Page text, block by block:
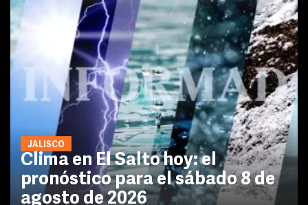
JALISCO
Clima en El Salto hoy: el
pronóstico para el sábado 8 de
agosto de 2026